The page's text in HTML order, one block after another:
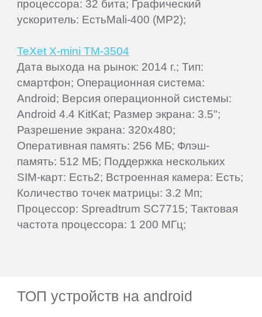
процессора: 32 бита; Графический
ускоритель: ЕстьMali-400 (MP2);
TeXet X-mini TM-3504
Дата выхода на рынок: 2014 г.; Тип:
смартфон; Операционная система:
Android; Версия операционной системы:
Android 4.4 KitKat; Размер экрана: 3.5";
Разрешение экрана: 320x480;
Оперативная память: 256 МБ; Флэш-
память: 512 МБ; Поддержка нескольких
SIM-карт: Есть2; Встроенная камера: Есть;
Количество точек матрицы: 3.2 Мп;
Процессор: Spreadtrum SC7715; Тактовая
частота процессора: 1 200 МГц;
ТОП устройств на android